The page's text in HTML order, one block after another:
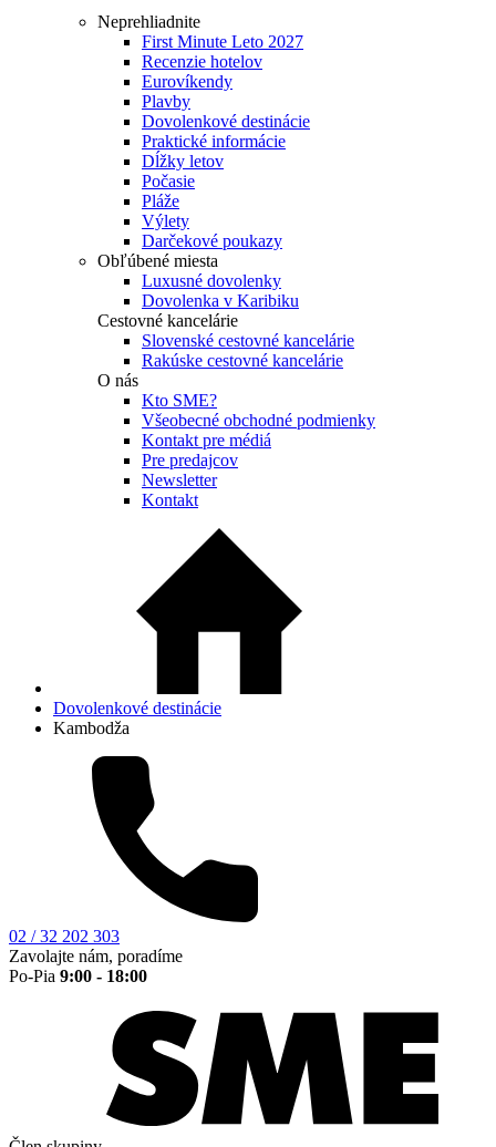
Neprehliadnite
First Minute Leto 2027
Recenzie hotelov
Eurovíkendy
Plavby
Dovolenkové destinácie
Praktické informácie
Dĺžky letov
Počasie
Pláže
Výlety
Darčekové poukazy
Obľúbené miesta
Luxusné dovolenky
Dovolenka v Karibiku
Cestovné kancelárie
Slovenské cestovné kancelárie
Rakúske cestovné kancelárie
O nás
Kto SME?
Všeobecné obchodné podmienky
Kontakt pre médiá
Pre predajcov
Newsletter
Kontakt
Dovolenkové destinácie
Kambodža
02 / 32 202 303
Zavolajte nám, poradíme
Po-Pia 9:00 - 18:00